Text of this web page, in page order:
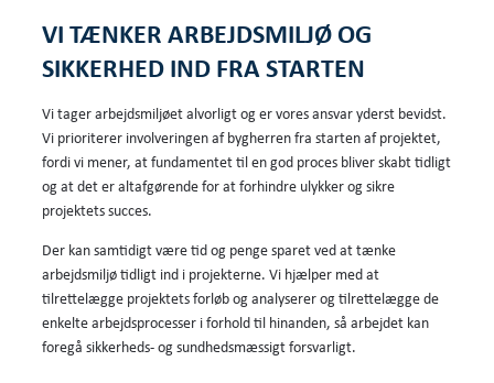
VI TÆNKER ARBEJDSMILJØ OG
SIKKERHED IND FRA STARTEN
Vi tager arbejdsmiljøet alvorligt og er vores ansvar yderst bevidst.
Vi prioriterer involveringen af bygherren fra starten af projektet,
fordi vi mener, at fundamentet til en god proces bliver skabt tidligt
og at det er altafgørende for at forhindre ulykker og sikre
projektets succes.
Der kan samtidigt være tid og penge sparet ved at tænke
arbejdsmiljø tidligt ind i projekterne. Vi hjælper med at
tilrettelægge projektets forløb og analyserer og tilrettelægge de
enkelte arbejdsprocesser i forhold til hinanden, så arbejdet kan
foregå sikkerheds- og sundhedsmæssigt forsvarligt.